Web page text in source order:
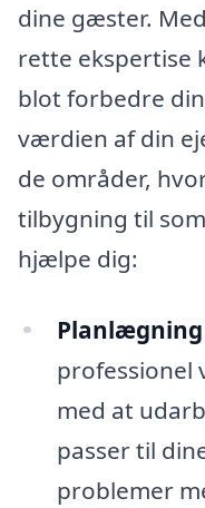
dine gæster.
rette ekspertise
blot forbedre
værdien af din
de områder,
tilbygning til
hjælpe dig:
Planlægning
professionel
med at
passer til
problemer